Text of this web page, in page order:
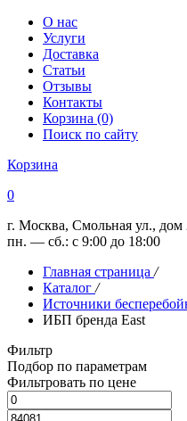
О нас
Услуги
Доставка
Статьи
Отзывы
Контакты
Корзина (0)
Поиск по сайту
Корзина
0
г. Москва, Смольная ул.,
пн. — сб.: с 9:00 до 18:00
Главная страница /
Каталог /
Источники
ИБП бренда East
Фильтр
Подбор по параметрам
Фильтровать по цене